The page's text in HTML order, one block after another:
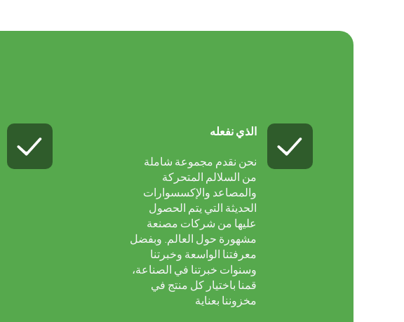
الذي نفعله
نحن نقدم مجموعة شاملة
من السلالم المتحركة
والمصاعد والإكسسوارات
الحديثة التي يتم الحصول
عليها من شركات مصنعة
مشهورة حول العالم. وبفضل
معرفتنا الواسعة وخبرتنا
وسنوات خبرتنا في الصناعة،
قمنا باختيار كل منتج في
مخزوننا بعناية